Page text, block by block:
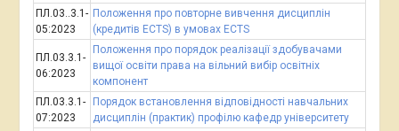
ПЛ.03..3.1-
05:2023
Положення про повторне вивчення дисциплін
(кредитів ECTS) в умовах ECTS
ПЛ.03.3.1-
06:2023
Положення про порядок реалізації здобувачами
вищої освіти права на вільний вибір освітніх
компонент
ПЛ.03.3.1-
07:2023
Порядок встановлення відповідності навчальних
дисциплін (практик) профілю кафедр університету